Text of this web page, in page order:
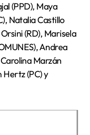
(PPD), Maya
Natalia Castillo
(RD), Marisela
Andrea
Marzán
Hertz (PC) y